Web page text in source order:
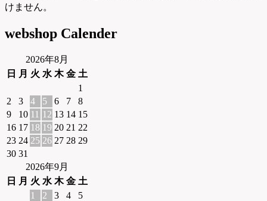
けません。
webshop Calender
2026年8月
日
月 火 水 木 金 土
1
2
3 4 5 6 7
8
9
10 11 12 13 14 15
16 17 18 19 20 21 22
23 24 25 26 27 28 29
30 31
2026年9月
日
月 火 水 木 金 土
1
2 3 4
5